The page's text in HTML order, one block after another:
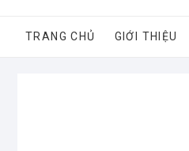
TRANG CHỦ GIỚI THIỆU